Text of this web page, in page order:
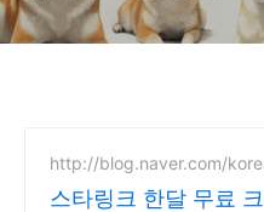
http://blog.naver.com/
스타링크 한달 무료